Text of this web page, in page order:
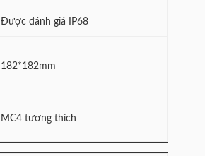
Được đánh giá IP68
182*182mm
MC4 tương thích